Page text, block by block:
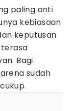
paling anti
kebiasaan
keputusan
Bagi
sudah